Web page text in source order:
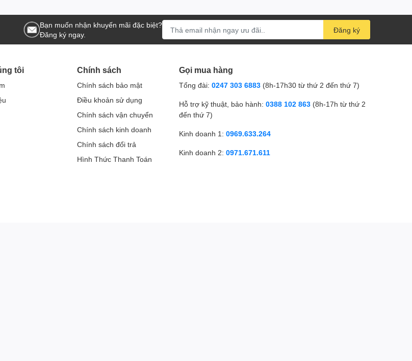
Bạn muốn nhận khuyến mãi đặc biệt?
Đăng ký ngay.
Đăng ký
tôi Chính sách
Chính sách bảo mật
Điều khoản sử dụng
Chính sách vận chuyển
Chính sách kinh doanh
Chính sách đổi trả
Hình Thức Thanh Toán
Gọi mua hàng
Tổng đài: 0247 303 6883 (8h-17h30 từ thứ 2 đến thứ 7)
Hỗ trợ kỹ thuật, bảo hành: 0388 102 863 (8h-17h từ thứ 2
đến thứ 7)
Kinh doanh 1: 0969.633.264
Kinh doanh 2: 0971.671.611